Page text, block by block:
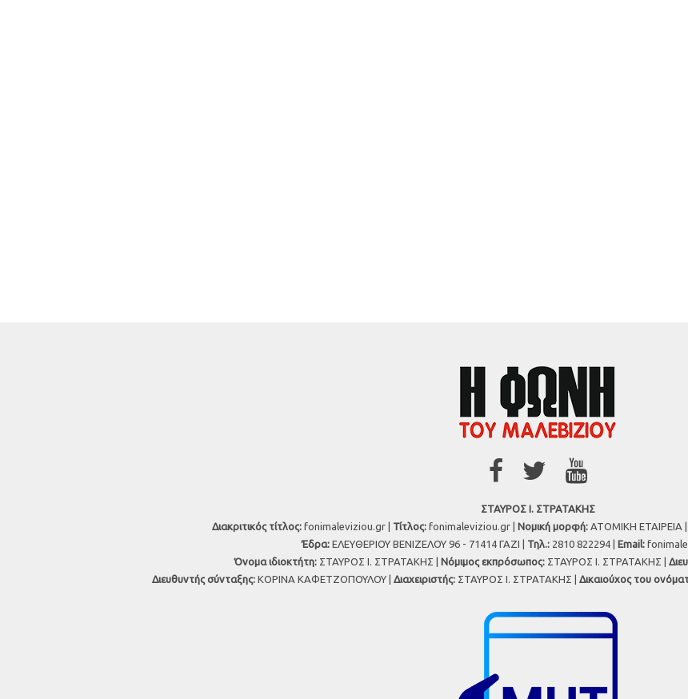
ΣΤΑΥΡΟΣ Ι. ΣΤΡΑΤΑΚΗΣ
Διακριτικός τίτλος: fonimaleviziou.gr | Τίτλος: fonimaleviziou.gr | Νομική μορφή: ΑΤΟΜΙΚΗ ΕΤΑΙΡΕΙΑ |
Έδρα: ΕΛΕΥΘΕΡΙΟΥ ΒΕΝΙΖΕΛΟΥ 96 - 71414 ΓΑΖΙ | Τηλ.: 2810 822294 | Εmail:
Όνομα ιδιοκτήτη: ΣΤΑΥΡΟΣ Ι. ΣΤΡΑΤΑΚΗΣ | Νόμιμος εκπρόσωπος: ΣΤΑΥΡΟΣ Ι. ΣΤΡΑΤΑΚΗΣ |
Διευθυντής σύνταξης: ΚΟΡΙΝΑ ΚΑΦΕΤΖΟΠΟΥΛΟΥ | Διαχειριστής: ΣΤΑΥΡΟΣ Ι. ΣΤΡΑΤΑΚΗΣ | Δικαιούχος του